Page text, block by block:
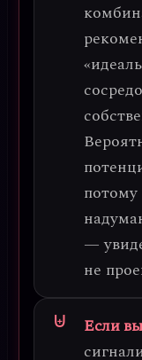
потому
—
не
Если